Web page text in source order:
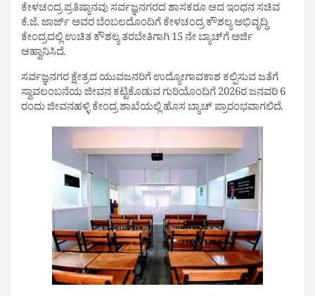
ಕೇಳಚಂದ್ರ ಪ್ರತಿಷ್ಠಾನವು ಸರ್ವಜ್ಞನಗರದ ಶಾಸಕರೂ ಆದ ಇಂಧನ ಸಚಿವ
ಕೆ.ಜೆ. ಜಾರ್ಜ್ ಅವರ ಬೆಂಬಲದೊಂದಿಗೆ ಕೇಳಚಂದ್ರ ಕೌಶಲ್ಯ ಅಭಿವೃದ್ಧಿ
ಕೇಂದ್ರದಲ್ಲಿ ಉಚಿತ ಕೌಶಲ್ಯ ತರಬೇತಿಗಾಗಿ 15 ನೇ ಬ್ಯಾಚ್‌ಗೆ ಅರ್ಜಿ
ಆಹ್ವಾನಿಸಿದೆ.
ಸರ್ವಜ್ಞನಗರ ಕ್ಷೇತ್ರದ ಯುವಜನರಿಗೆ ಉದ್ಯೋಗಾವಕಾಶ ಕಲ್ಪಿಸುವ ಜತೆಗೆ
ಸ್ವಾವಲಂಬನೆಯ ಜೀವನ ಕಟ್ಟಿಕೊಡುವ ಗುರಿಯೊಂದಿಗೆ 2026ರ ಜನವರಿ 6
ರಂದು ಜೀವನಹಳ್ಳಿ ಕೇಂದ್ರ ಶಾಖೆಯಲ್ಲಿ ಹೊಸ ಬ್ಯಾಚ್ ಪ್ರಾರಂಭವಾಗಲಿದೆ.